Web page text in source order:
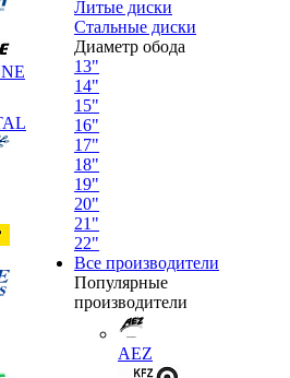
Литые диски
Стальные диски
Диаметр обода
13"
14"
15"
16"
17"
18"
19"
20"
21"
22"
Все производители
Популярные
производители
AEZ